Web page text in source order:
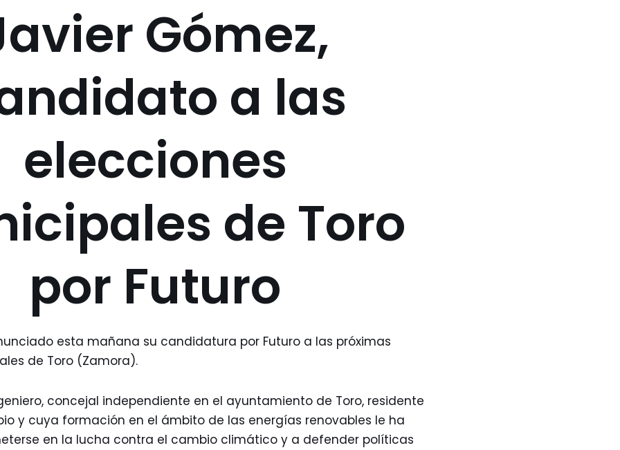
Gómez,
a las
elecciones
de Toro
por Futuro
esta mañana su candidatura por Futuro a las próximas
de Toro (Zamora).
concejal independiente en el ayuntamiento de Toro, residente
y cuya formación en el ámbito de las energías renovables le ha
en la lucha contra el cambio climático y a defender políticas